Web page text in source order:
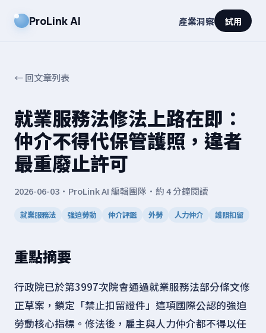
ProLink AI 產業洞察 試用
← 回文章列表
就業服務法修法上路在即：
仲介不得代保管護照，違者
最重廢止許可
2026-06-03 · ProLink AI 編輯團隊 · 約 4 分鐘閱讀
就業服務法 強迫勞動 仲介評鑑 外勞 人力仲介 護照扣留
重點摘要
行政院已於第3997次院會通過就業服務法部分條文修
正草案，鎖定「禁止扣留證件」這項國際公認的強迫
勞動核心指標。修法後，雇主與人力仲介都不得以任